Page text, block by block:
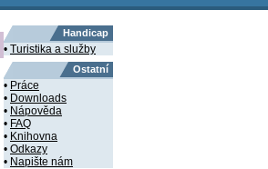
Handicap
• Turistika a služby
Ostatní
• Práce
• Downloads
• Nápověda
• FAQ
• Knihovna
• Odkazy
• Napište nám